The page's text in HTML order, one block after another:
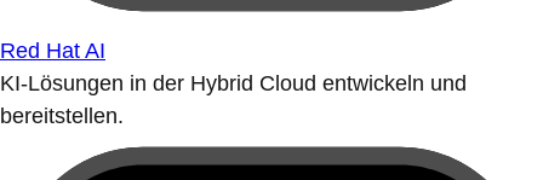
Red Hat AI
KI-Lösungen in der Hybrid Cloud entwickeln und
bereitstellen.